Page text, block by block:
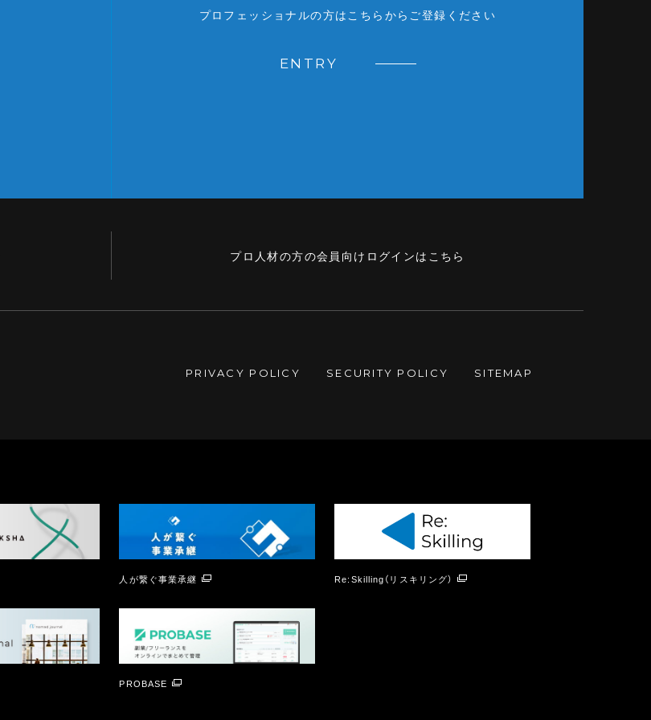
プロフェッショナルの方はこちらからご登録ください
ENTRY
プロ人材の方の会員向けログインはこちら
PRIVACY POLICY SECURITY POLICY SITEMAP
人が繋ぐ事業承継 Re:Skilling（リスキリング）
PROBASE